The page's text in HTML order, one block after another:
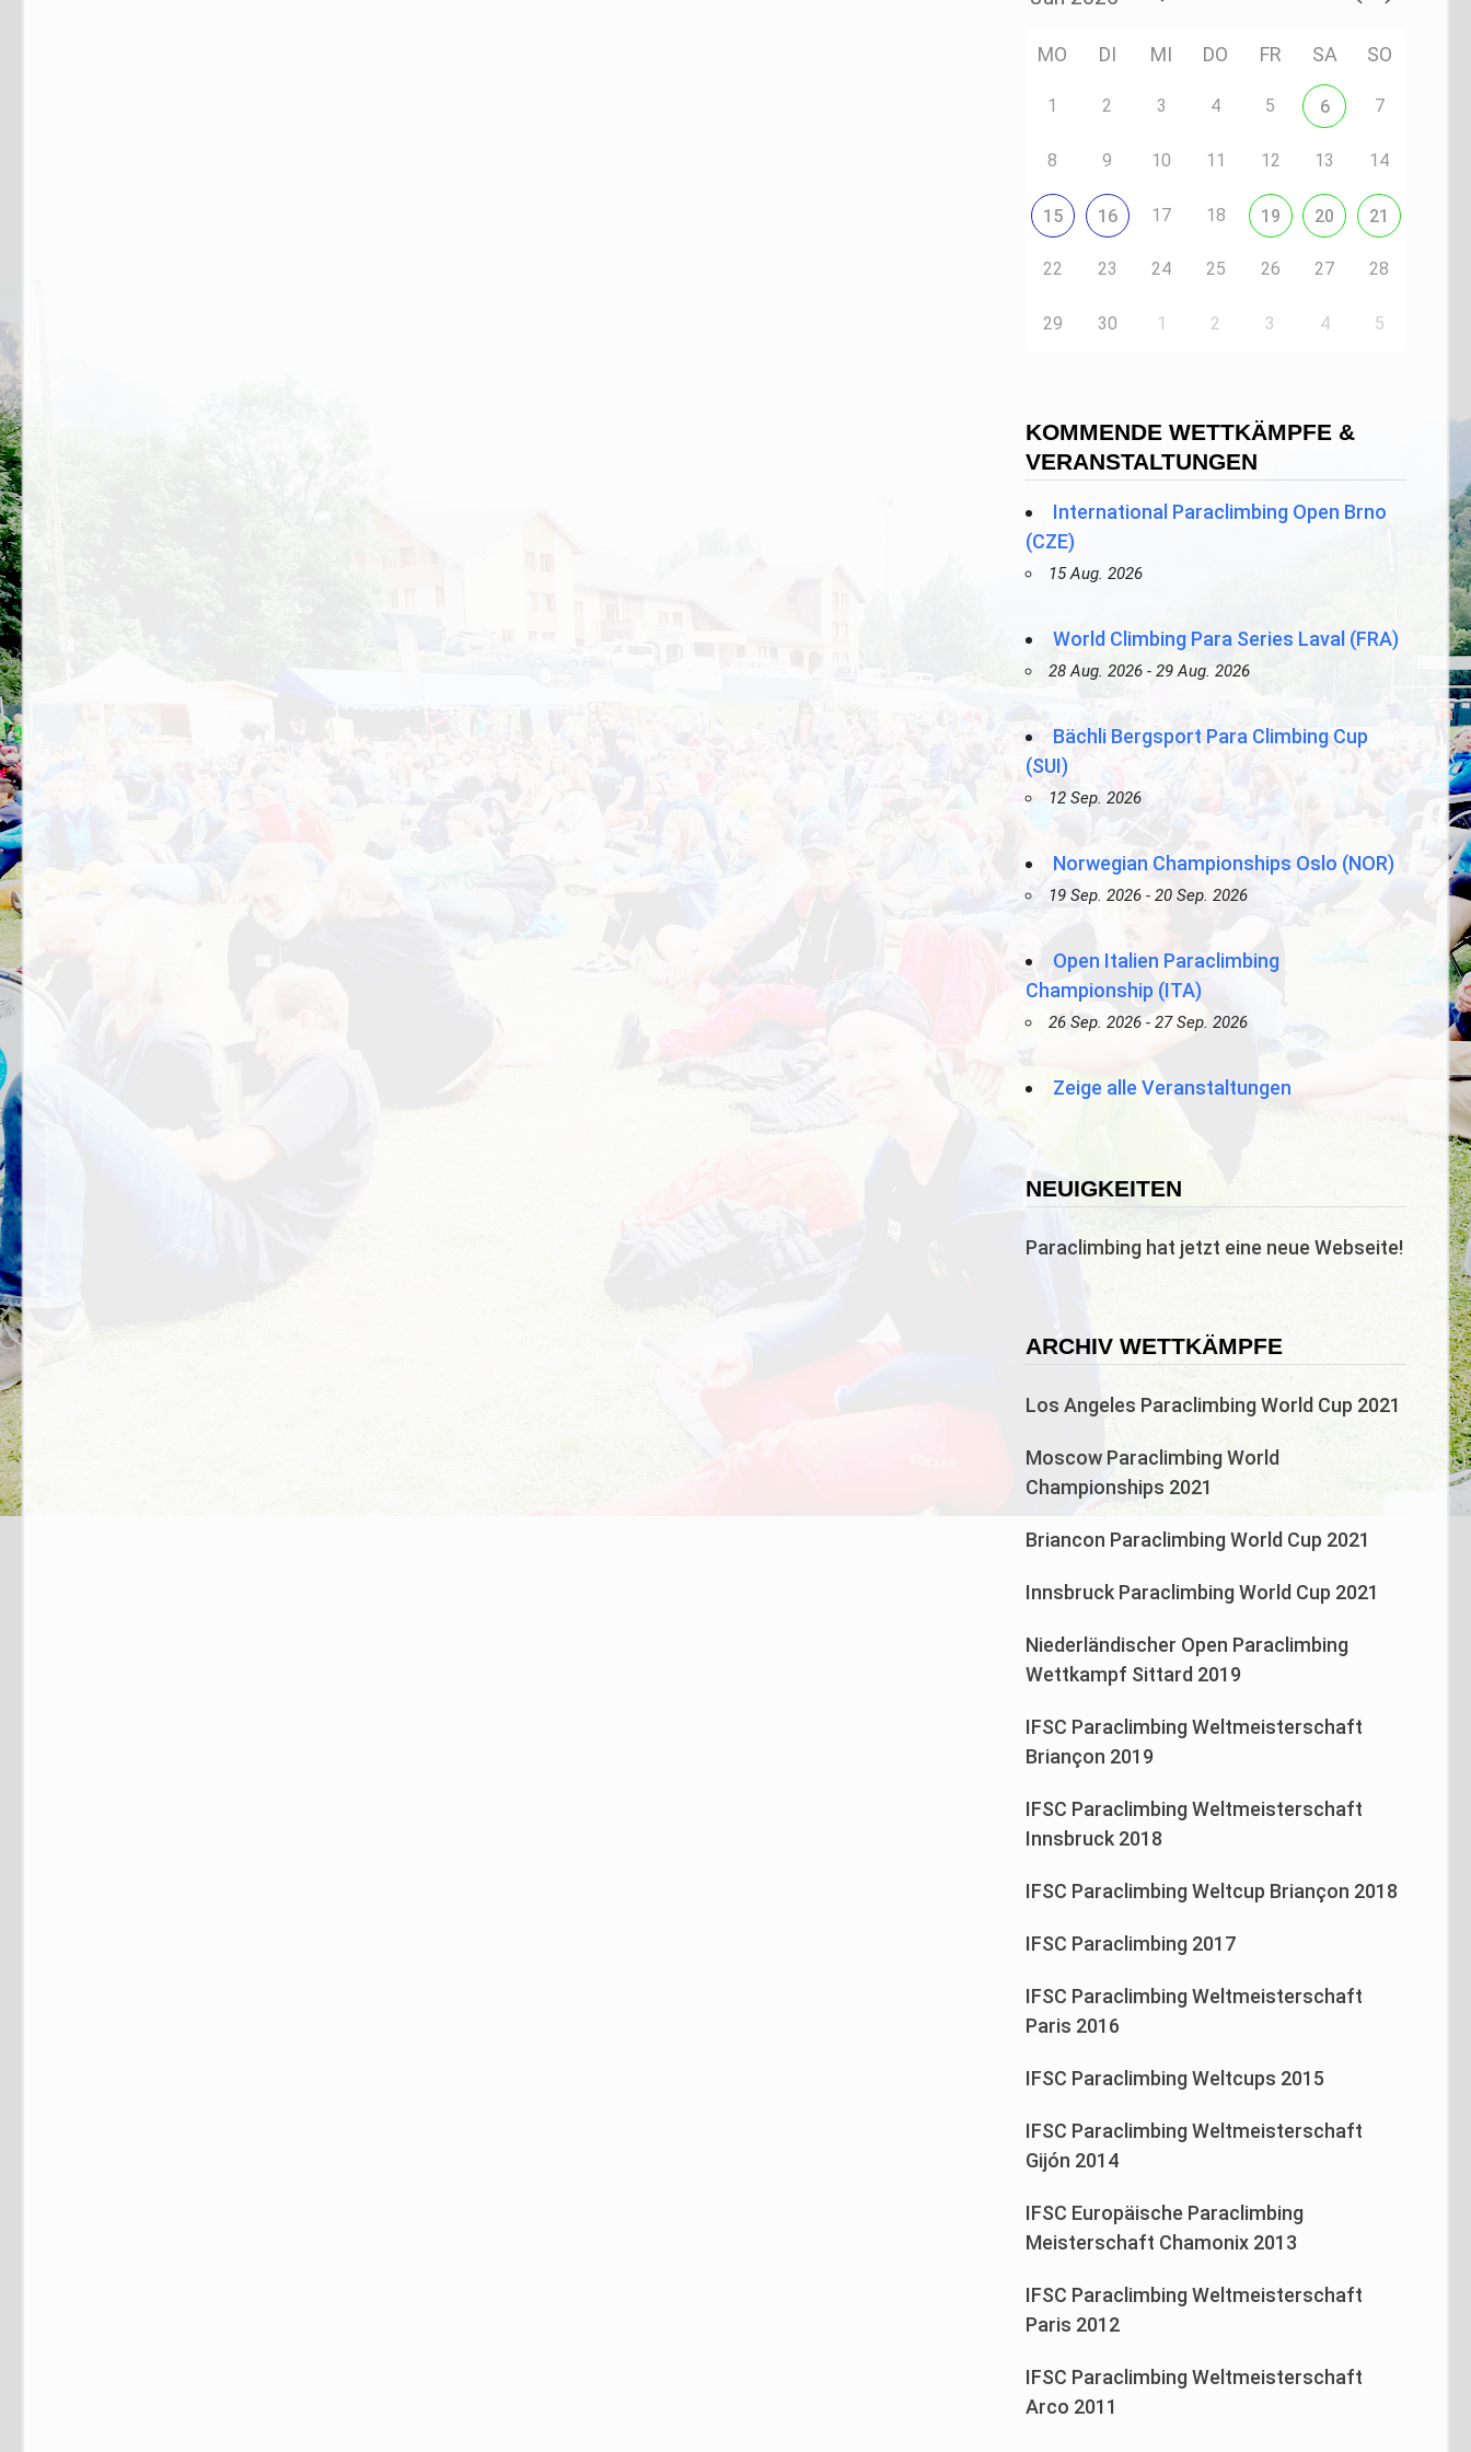
MO DI MI DO FR SA SO
1 2 3 4 5 6 7
8 9 10 11 12 13 14
15 16 17 18 19 20 21
22 23 24 25 26 27 28
29 30 1 2 3 4 5
KOMMENDE WETTKÄMPFE &
VERANSTALTUNGEN
International Paraclimbing Open Brno
(CZE)
15 Aug. 2026
World Climbing Para Series Laval (FRA)
28 Aug. 2026 - 29 Aug. 2026
Bächli Bergsport Para Climbing Cup
(SUI)
12 Sep. 2026
Norwegian Championships Oslo (NOR)
19 Sep. 2026 - 20 Sep. 2026
Open Italien Paraclimbing
Championship (ITA)
26 Sep. 2026 - 27 Sep. 2026
Zeige alle Veranstaltungen
NEUIGKEITEN
Paraclimbing hat jetzt eine neue Webseite!
ARCHIV WETTKÄMPFE
Los Angeles Paraclimbing World Cup 2021
Moscow Paraclimbing World
Championships 2021
Briancon Paraclimbing World Cup 2021
Innsbruck Paraclimbing World Cup 2021
Niederländischer Open Paraclimbing
Wettkampf Sittard 2019
IFSC Paraclimbing Weltmeisterschaft
Briançon 2019
IFSC Paraclimbing Weltmeisterschaft
Innsbruck 2018
IFSC Paraclimbing Weltcup Briançon 2018
IFSC Paraclimbing 2017
IFSC Paraclimbing Weltmeisterschaft
Paris 2016
IFSC Paraclimbing Weltcups 2015
IFSC Paraclimbing Weltmeisterschaft
Gijón 2014
IFSC Europäische Paraclimbing
Meisterschaft Chamonix 2013
IFSC Paraclimbing Weltmeisterschaft
Paris 2012
IFSC Paraclimbing Weltmeisterschaft
Arco 2011